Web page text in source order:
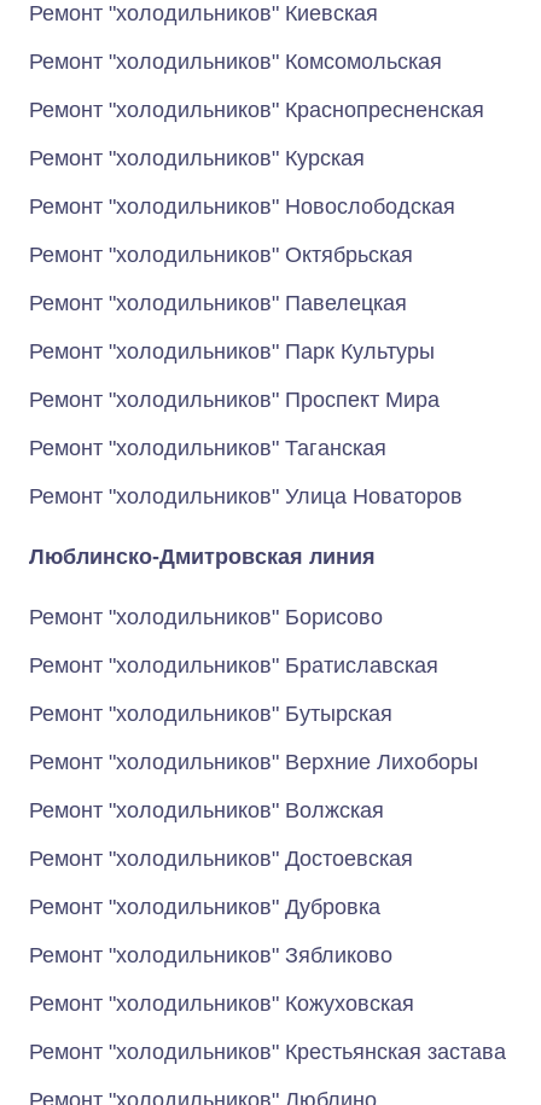
Ремонт "холодильников" Киевская
Ремонт "холодильников" Комсомольская
Ремонт "холодильников" Краснопресненская
Ремонт "холодильников" Курская
Ремонт "холодильников" Новослободская
Ремонт "холодильников" Октябрьская
Ремонт "холодильников" Павелецкая
Ремонт "холодильников" Парк Культуры
Ремонт "холодильников" Проспект Мира
Ремонт "холодильников" Таганская
Ремонт "холодильников" Улица Новаторов
Люблинско-Дмитровская линия
Ремонт "холодильников" Борисово
Ремонт "холодильников" Братиславская
Ремонт "холодильников" Бутырская
Ремонт "холодильников" Верхние Лихоборы
Ремонт "холодильников" Волжская
Ремонт "холодильников" Достоевская
Ремонт "холодильников" Дубровка
Ремонт "холодильников" Зябликово
Ремонт "холодильников" Кожуховская
Ремонт "холодильников" Крестьянская застава
Ремонт "холодильников" Люблино